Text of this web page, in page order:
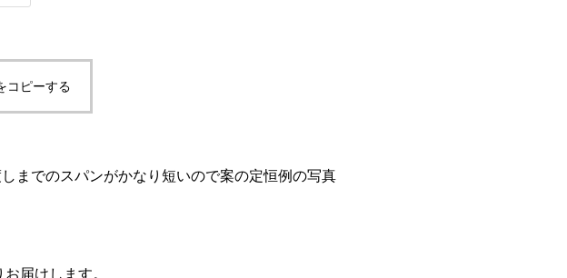
コピーする
までのスパンがかなり短いので案の定恒例の写真
届けします。